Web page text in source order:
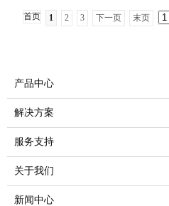
首页 1 2 3 下一页 末页
产品中心
解决方案
服务支持
关于我们
新闻中心